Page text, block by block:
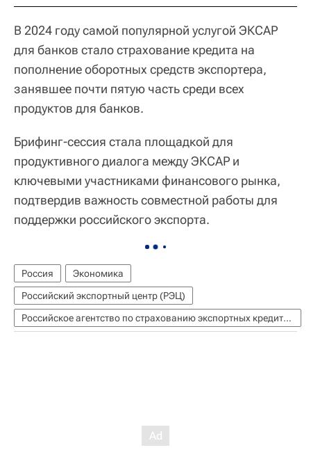
В 2024 году самой популярной услугой ЭКСАР
для банков стало страхование кредита на
пополнение оборотных средств экспортера,
занявшее почти пятую часть среди всех
продуктов для банков.
Брифинг-сессия стала площадкой для
продуктивного диалога между ЭКСАР и
ключевыми участниками финансового рынка,
подтвердив важность совместной работы для
поддержки российского экспорта.
Россия
Экономика
Российский экспортный центр (РЭЦ)
Российское агентство по страхованию экспортных кредитов